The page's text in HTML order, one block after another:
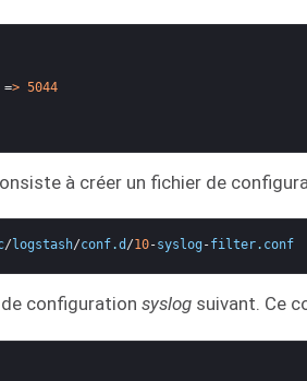
=> 5044
à créer un fichier de
/ logstash/conf.d /10-syslog -filter. conf
configuration syslog suivant. Ce